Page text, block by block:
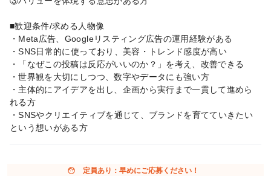
■歓迎条件/求める人物像
・Meta広告、Googleリスティング広告の運用経験がある
・SNS日常的に使っており、美容・トレンド感度が高い
・「なぜこの投稿は反応がいいのか？」を考え、改善できる
・世界観を大切にしつつ、数字やデータにも強い方
・主体的にアイデアを出し、企画から実行まで一貫して進めら
れる方
・SNSやクリエイティブを通じて、ブランドを育てていきたい
という想いがある方
face 定員あり：早めにご応募ください！